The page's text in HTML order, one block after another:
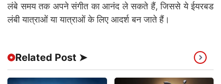
लंबे समय तक अपने संगीत का आनंद ले सकते हैं, जिससे ये ईयरबड
लंबी यात्राओं या यात्राओं के लिए आदर्श बन जाते हैं।
Related Post ➤